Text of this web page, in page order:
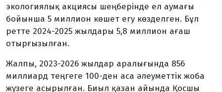
экологиялық акциясы шеңберінде ел аумағы
бойынша 5 миллион көшет егу көзделген. Бұл
ретте 2024-2025 жылдары 5,8 миллион ағаш
отырғызылған.
Жалпы, 2023-2026 жылдар аралығында 856
миллиард теңгеге 100-ден аса әлеуметтік жоба
жүзеге асырылған. Биыл қазан айында Қосшы